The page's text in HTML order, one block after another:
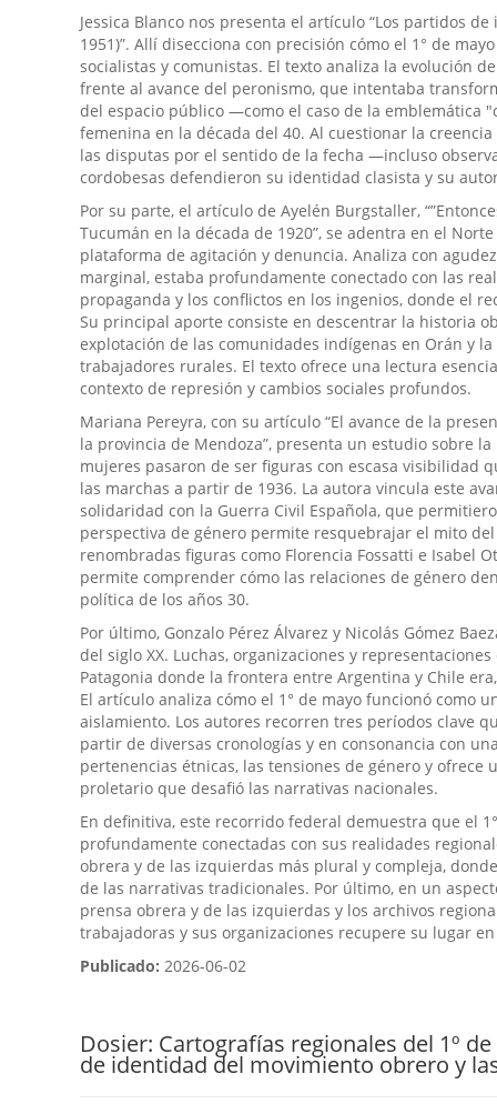
Jessica Blanco nos presenta el artículo “Los partidos
1951)”. Allí disecciona con precisión cómo el 1° de
socialistas y comunistas. El texto analiza la evolución
frente al avance del peronismo, que intentaba
del espacio público —como el caso de la
femenina en la década del 40. Al cuestionar la
las disputas por el sentido de la fecha —incluso
cordobesas defendieron su identidad clasista y su
Por su parte, el artículo de Ayelén Burgstaller,
Tucumán en la década de 1920”, se adentra en el
plataforma de agitación y denuncia. Analiza con
marginal, estaba profundamente conectado con las
propaganda y los conflictos en los ingenios, donde el
Su principal aporte consiste en descentrar la historia
explotación de las comunidades indígenas en Orán y
trabajadores rurales. El texto ofrece una lectura
contexto de represión y cambios sociales profundos.
Mariana Pereyra, con su artículo “El avance de la
la provincia de Mendoza”, presenta un estudio sobre
mujeres pasaron de ser figuras con escasa visibilidad
las marchas a partir de 1936. La autora vincula este
solidaridad con la Guerra Civil Española, que
perspectiva de género permite resquebrajar el mito
renombradas figuras como Florencia Fossatti e Isabel
permite comprender cómo las relaciones de género
política de los años 30.
Por último, Gonzalo Pérez Álvarez y Nicolás Gómez
del siglo XX. Luchas, organizaciones y
Patagonia donde la frontera entre Argentina y Chile
El artículo analiza cómo el 1° de mayo funcionó
aislamiento. Los autores recorren tres períodos clave
partir de diversas cronologías y en consonancia con
pertenencias étnicas, las tensiones de género y
proletario que desafió las narrativas nacionales.
En definitiva, este recorrido federal demuestra que el
profundamente conectadas con sus realidades
obrera y de las izquierdas más plural y compleja,
de las narrativas tradicionales. Por último, en un
prensa obrera y de las izquierdas y los archivos
trabajadoras y sus organizaciones recupere su lugar
Publicado: 2026-06-02
Dosier: Cartografías regionales del 1º
de identidad del movimiento obrero y